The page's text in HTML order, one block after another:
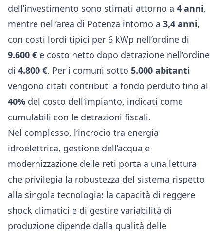
dell’investimento sono stimati attorno a 4 anni,
mentre nell’area di Potenza intorno a 3,4 anni,
con costi lordi tipici per 6 kWp nell’ordine di
9.600 € e costo netto dopo detrazione nell’ordine
di 4.800 €. Per i comuni sotto 5.000 abitanti
vengono citati contributi a fondo perduto fino al
40% del costo dell’impianto, indicati come
cumulabili con le detrazioni fiscali.
Nel complesso, l’incrocio tra energia
idroelettrica, gestione dell’acqua e
modernizzazione delle reti porta a una lettura
che privilegia la robustezza del sistema rispetto
alla singola tecnologia: la capacità di reggere
shock climatici e di gestire variabilità di
produzione dipende dalla qualità delle